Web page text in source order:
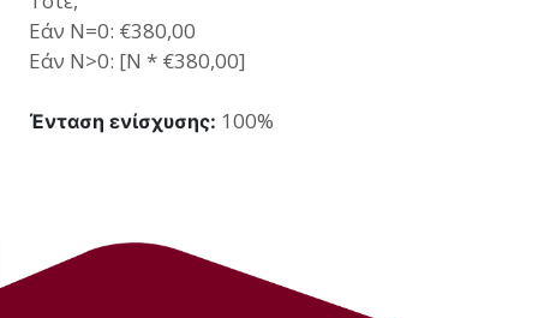
Εάν Ν=0: €380,00
Εάν Ν>0: [Ν * €380,00]
Ένταση ενίσχυσης: 100%